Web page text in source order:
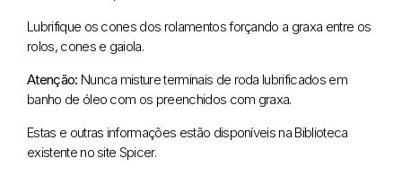
Lubrifique os cones dos rolamentos forçando a graxa entre os
rolos, cones e gaiola.
Atenção: Nunca misture terminais de roda lubrificados em
banho de óleo com os preenchidos com graxa.
Estas e outras informações estão disponíveis na Biblioteca
existente no site Spicer.